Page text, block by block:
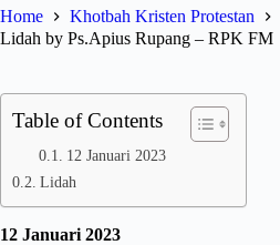
Home Khotbah Kristen Protestan
Lidah by Ps.Apius Rupang – RPK FM
Table of Contents
12 Januari 2023
Lidah
12 Januari 2023